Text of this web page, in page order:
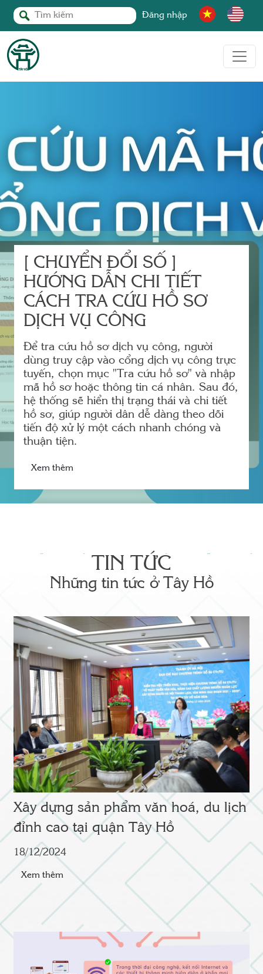
Đăng nhập
[ CHUYỂN ĐỔI SỐ ]
HƯỚNG DẪN CHI TIẾT
CÁCH TRA CỨU HỒ SƠ
DỊCH VỤ CÔNG
Để tra cứu hồ sơ dịch vụ công, người
dùng truy cập vào cổng dịch vụ công trực
tuyến, chọn mục "Tra cứu hồ sơ" và nhập
mã hồ sơ hoặc thông tin cá nhân. Sau đó,
hệ thống sẽ hiển thị trạng thái và chi tiết
hồ sơ, giúp người dân dễ dàng theo dõi
tiến độ xử lý một cách nhanh chóng và
thuận tiện.
Xem thêm
TIN TỨC
Những tin tức ở Tây Hồ
Xây dựng sản phẩm văn hoá, du lịch
đỉnh cao tại quận Tây Hồ
18/12/2024
Xem thêm